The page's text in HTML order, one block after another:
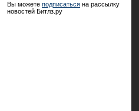
Вы можете подписаться на рассылку
новостей Битлз.ру